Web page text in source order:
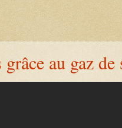
au gaz de